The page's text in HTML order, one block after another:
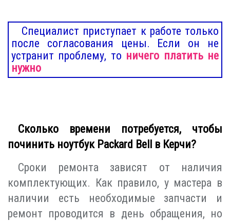
Специалист приступает к работе только
после согласования цены. Если он не
устранит проблему, то ничего платить не
нужно
Сколько времени потребуется, чтобы
починить ноутбук Packard Bell в Керчи?
Сроки ремонта зависят от наличия
комплектующих. Как правило, у мастера в
наличии есть необходимые запчасти и
ремонт проводится в день обращения, но